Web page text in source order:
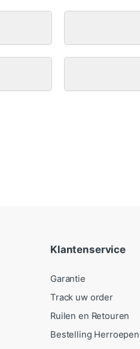
Klantenservice
Garantie
Track uw order
Ruilen en Retouren
Bestelling Herroepen